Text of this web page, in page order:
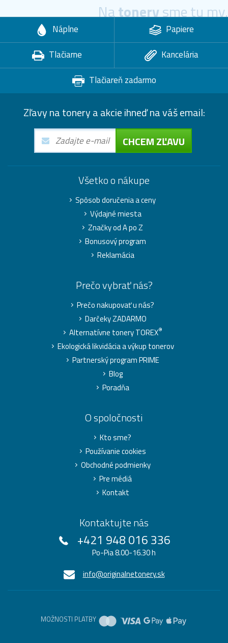
Natonerysme tu my.
Náplne
Papiere
Tlačiarne
Kancelária
Tlačiareň zadarmo
Zľavy na tonery a akcie ihneď na váš email:
CHCEM ZĽAVU
Všetko o nákupe
Spôsob doručenia a ceny
Výdajné miesta
Značky od A po Z
Bonusový program
Reklamácia
Prečo vybrať nás?
Prečo nakupovať u nás?
Darčeky ZADARMO
Alternatívne tonery TOREX®
Ekologická likvidácia a výkup tonerov
Partnerský program PRIME
Blog
Poradňa
O spoločnosti
Kto sme?
Používanie cookies
Obchodné podmienky
Pre médiá
Kontakt
Kontaktujte nás
+421 948 016 336
Po-Pia 8.00-16.30 h
info@originalnetonery.sk
MOŽNOSTI PLATBY